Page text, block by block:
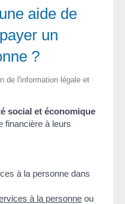
aide de
un
?
de l'information légale et
social et économique
financière à leurs
à la personne dans
à la personne ou